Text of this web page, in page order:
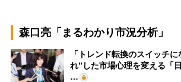
森口亮「まるわかり市況分析」
「トレンド転換のスイッチ
れ”した市場心理を変える「
…